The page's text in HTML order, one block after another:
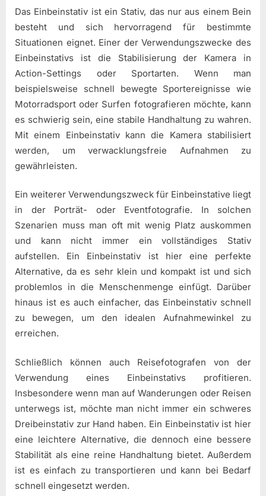
Das Einbeinstativ ist ein Stativ, das nur aus einem Bein
besteht und sich hervorragend für bestimmte
Situationen eignet. Einer der Verwendungszwecke des
Einbeinstativs ist die Stabilisierung der Kamera in
Action-Settings oder Sportarten. Wenn man
beispielsweise schnell bewegte Sportereignisse wie
Motorradsport oder Surfen fotografieren möchte, kann
es schwierig sein, eine stabile Handhaltung zu wahren.
Mit einem Einbeinstativ kann die Kamera stabilisiert
werden, um verwacklungsfreie Aufnahmen zu
gewährleisten.
Ein weiterer Verwendungszweck für Einbeinstative liegt
in der Porträt- oder Eventfotografie. In solchen
Szenarien muss man oft mit wenig Platz auskommen
und kann nicht immer ein vollständiges Stativ
aufstellen. Ein Einbeinstativ ist hier eine perfekte
Alternative, da es sehr klein und kompakt ist und sich
problemlos in die Menschenmenge einfügt. Darüber
hinaus ist es auch einfacher, das Einbeinstativ schnell
zu bewegen, um den idealen Aufnahmewinkel zu
erreichen.
Schließlich können auch Reisefotografen von der
Verwendung eines Einbeinstativs profitieren.
Insbesondere wenn man auf Wanderungen oder Reisen
unterwegs ist, möchte man nicht immer ein schweres
Dreibeinstativ zur Hand haben. Ein Einbeinstativ ist hier
eine leichtere Alternative, die dennoch eine bessere
Stabilität als eine reine Handhaltung bietet. Außerdem
ist es einfach zu transportieren und kann bei Bedarf
schnell eingesetzt werden.